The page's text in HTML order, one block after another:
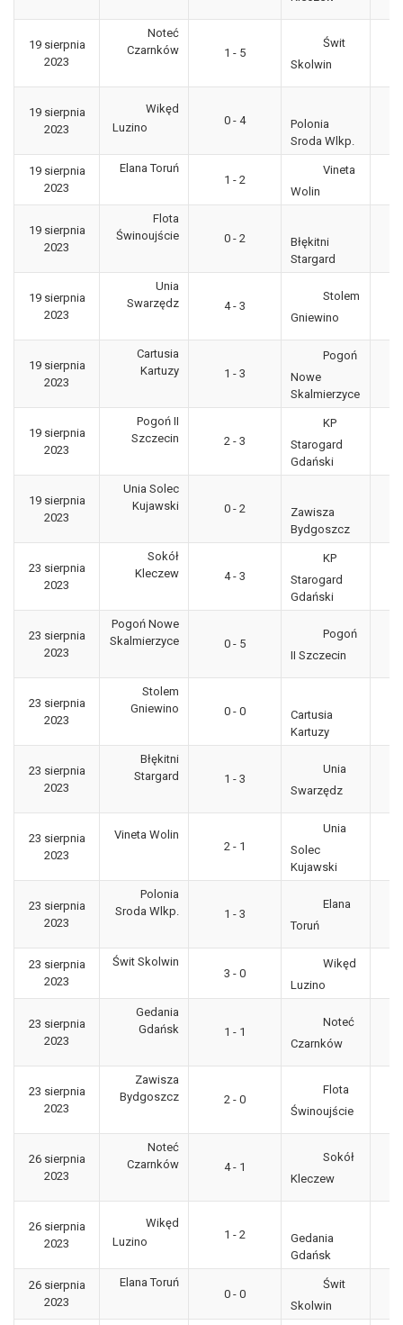
19 sierpnia
2023
Noteć
Czarnków
1 - 5
Świt
Skolwin
19 sierpnia
2023
Wikęd
Luzino
0 - 4
Polonia
Sroda Wlkp.
19 sierpnia
2023
Elana Toruń
1 - 2
Vineta
Wolin
19 sierpnia
2023
Flota
Świnoujście
0 - 2
Błękitni
Stargard
19 sierpnia
2023
Unia
Swarzędz
4 - 3
Stolem
Gniewino
19 sierpnia
2023
Cartusia
Kartuzy
1 - 3
Pogoń
Nowe
Skalmierzyce
19 sierpnia
2023
Pogoń II
Szczecin
2 - 3
KP
Starogard
Gdański
19 sierpnia
2023
Unia Solec
Kujawski
0 - 2
Zawisza
Bydgoszcz
23 sierpnia
2023
Sokół
Kleczew
4 - 3
KP
Starogard
Gdański
23 sierpnia
2023
Pogoń Nowe
Skalmierzyce
0 - 5
Pogoń
II Szczecin
23 sierpnia
2023
Stolem
Gniewino
0 - 0
Cartusia
Kartuzy
23 sierpnia
2023
Błękitni
Stargard
1 - 3
Unia
Swarzędz
23 sierpnia
2023
Vineta Wolin
2 - 1
Unia
Solec
Kujawski
23 sierpnia
2023
Polonia
Sroda Wlkp.
1 - 3
Elana
Toruń
23 sierpnia
2023
Świt Skolwin
3 - 0
Wikęd
Luzino
23 sierpnia
2023
Gedania
Gdańsk
1 - 1
Noteć
Czarnków
23 sierpnia
2023
Zawisza
Bydgoszcz
2 - 0
Flota
Świnoujście
26 sierpnia
2023
Noteć
Czarnków
4 - 1
Sokół
Kleczew
26 sierpnia
2023
Wikęd
Luzino
1 - 2
Gedania
Gdańsk
26 sierpnia
2023
Elana Toruń
0 - 0
Świt
Skolwin